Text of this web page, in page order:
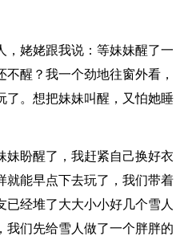
，姥姥跟我说：等妹妹醒了一
醒？我一个劲地往窗外看，
了。想把妹妹叫醒，又怕她睡
妹盼醒了，我赶紧自己换好衣
就能早点下去玩了，我们带着
经堆了大大小小好几个雪人
我们先给雪人做了一个胖胖的